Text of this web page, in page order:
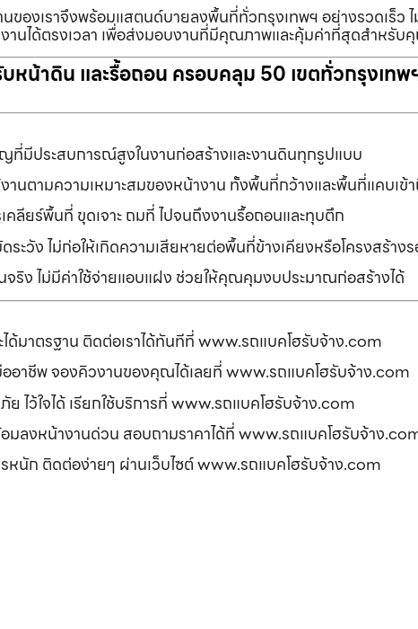
นของเราจึงพร้อมแสตนด์บายลงพื้นที่ทั่วกรุงเทพฯ อย่างรวดเร็ว ไ
านได้ตรงเวลา เพื่อส่งมอบงานที่มีคุณภาพและคุ้มค่าที่สุดสำหรับ
หน้าดิน และรื้อถอน ครอบคลุม 50 เขตทั่วกรุงเทพ
มีประสบการณ์สูงในงานก่อสร้างและงานดินทุกรูปแบบ
งานตามความเหมาะสมของหน้างาน ทั้งพื้นที่กว้างและพื้นที่แคบเข้
ลียร์พื้นที่ ขุดเจาะ ถมที่ ไปจนถึงงานรื้อถอนและทุบตึก
ระวัง ไม่ก่อให้เกิดความเสียหายต่อพื้นที่ข้างเคียงหรือโครงสร้าง
จริง ไม่มีค่าใช้จ่ายแอบแฝง ช่วยให้คุณคุมงบประมาณก่อสร้างได้
ด้มาตรฐาน ติดต่อเราได้ทันทีที่ www.รถแบคโฮรับจ้าง.com
ชีพ จองคิวงานของคุณได้เลยที่ www.รถแบคโฮรับจ้าง.com
ไว้ใจได้ เรียกใช้บริการที่ www.รถแบคโฮรับจ้าง.com
ลงหน้างานด่วน สอบถามราคาได้ที่ www.รถแบคโฮรับจ้าง
หนัก ติดต่อง่ายๆ ผ่านเว็บไซต์ www.รถแบคโฮรับจ้าง.com